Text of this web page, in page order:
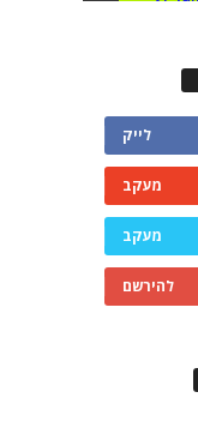
לייק
מעקב
מעקב
להירשם